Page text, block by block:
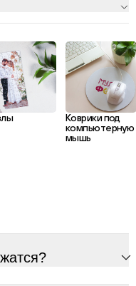
Коврики под
компьютерную
мышь